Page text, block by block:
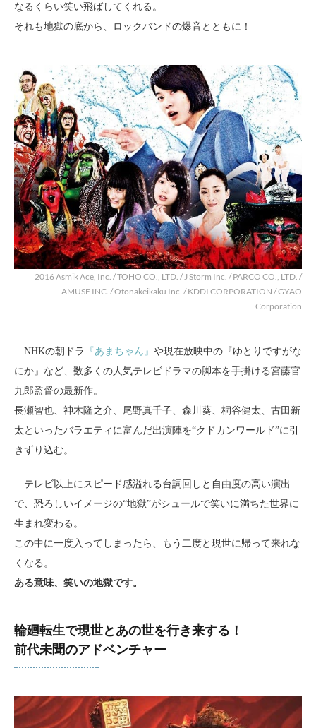
なるくらい笑い飛ばしてくれる。
それも地獄の底から、ロックバンドの爆音とともに！
2016 Asmik Ace, Inc. / TOHO CO., LTD. / J Storm Inc. / PARCO CO., LTD. /
AMUSE INC. / Otonakeikaku Inc. / KDDI CORPORATION / GYAO
Corporation
NHKの朝ドラ 『あまちゃん』 や現在放映中の『ゆとりですがな
にか』など、数多くの人気テレビドラマの脚本を手掛ける宮藤官
九郎監督の最新作。
長瀬智也、神木隆之介、尾野真千子、森川葵、桐谷健太、古田新
太といったバラエティに富んだ出演陣を“クドカンワールド”に引
きずり込む。
テレビ以上にスピード感溢れる台詞回しと自由度の高い演出
で、恐ろしいイメージの“地獄”がシュールで笑いに満ちた世界に
生まれ変わる。
この中に一度入ってしまったら、もう二度と現世に帰って来れな
くなる。
ある意味、笑いの地獄です。
輪廻転生で現世とあの世を行き来する！
前代未聞のアドベンチャー